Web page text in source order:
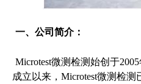
一、公司简介：
Microtest微测检测始创于
成立以来，Microtest微测检